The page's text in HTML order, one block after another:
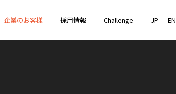
企業のお客様 採用情報 Challenge JP ｜ EN